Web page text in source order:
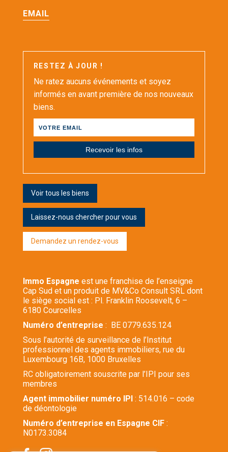
EMAIL
RESTEZ À JOUR !
Ne ratez aucuns événements et soyez
informés en avant première de nos nouveaux
biens.
Voir tous les biens
Laissez-nous chercher pour vous
Demandez un rendez-vous
Immo Espagne est une franchise de l’enseigne
Cap Sud et un produit de MV&Co Consult SRL dont
le siège social est : Pl. Franklin Roosevelt, 6 –
6180 Courcelles
Numéro d’entreprise : BE 0779.635.124
Sous l’autorité de surveillance de l’Institut
professionnel des agents immobiliers, rue du
Luxembourg 16B, 1000 Bruxelles
RC obligatoirement souscrite par l’IPI pour ses
membres
Agent immobilier numéro IPI : 514.016 – code
de déontologie
Numéro d’entreprise en Espagne CIF:
N0173.3084